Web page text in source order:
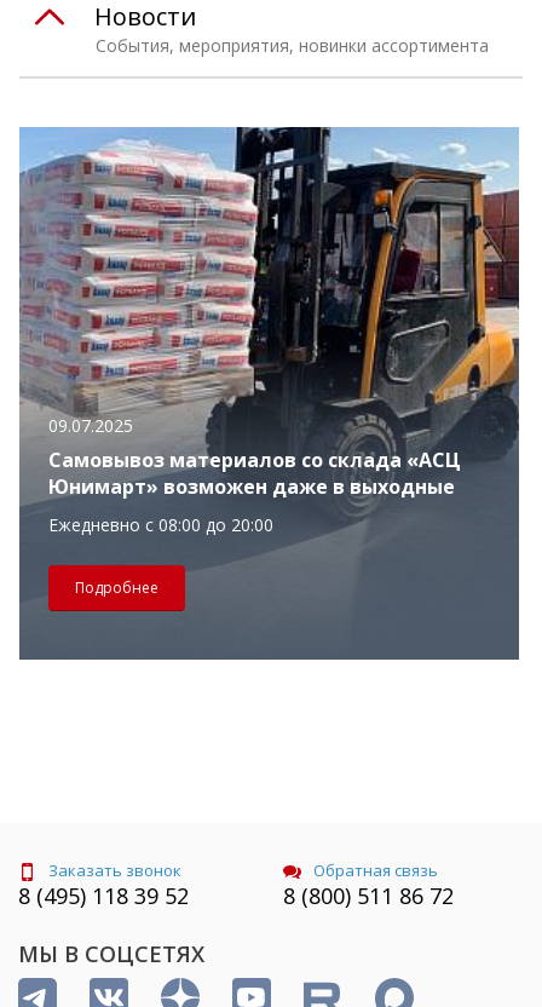
События, мероприятия, новинки ассортимента
Новости
09.07.2025
Самовывоз материалов со склада «АСЦ
Юнимарт» возможен даже в выходные
Ежедневно с 08:00 до 20:00
Подробнее
Заказать звонок
8 (495) 118 39 52
Обратная связь
8 (800) 511 86 72
МЫ В СОЦСЕТЯХ